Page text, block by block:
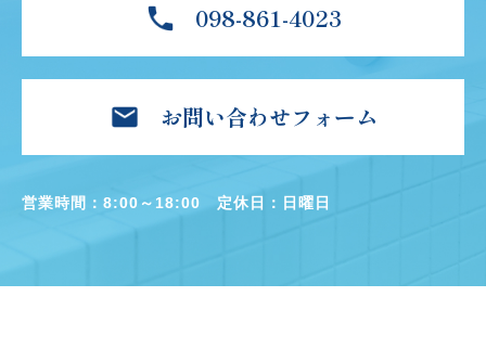
098-861-4023
お問い合わせフォーム
営業時間：8:00～18:00 定休日：日曜日